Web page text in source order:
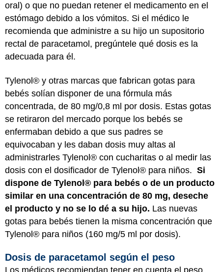
oral) o que no puedan retener el medicamento en el
estómago debido a los vómitos. Si el médico le
recomienda que administre a su hijo un supositorio
rectal de paracetamol, pregúntele qué dosis es la
adecuada para él.
Tylenol® y otras marcas que fabrican gotas para
bebés solían disponer de una fórmula más
concentrada, de 80 mg/0,8 ml por dosis. Estas gotas
se retiraron del mercado porque los bebés se
enfermaban debido a que sus padres se
equivocaban y les daban dosis muy altas al
administrarles Tylenol® con cucharitas o al medir las
dosis con el dosificador de Tylenol® para niños. Si
dispone de Tylenol® para bebés o de un producto
similar en una concentración de 80 mg, deseche
el producto y no se lo dé a su hijo. Las nuevas
gotas para bebés tienen la misma concentración que
Tylenol® para niños (160 mg/5 ml por dosis).
Dosis de paracetamol según el peso
Los médicos recomiendan tener en cuenta el peso